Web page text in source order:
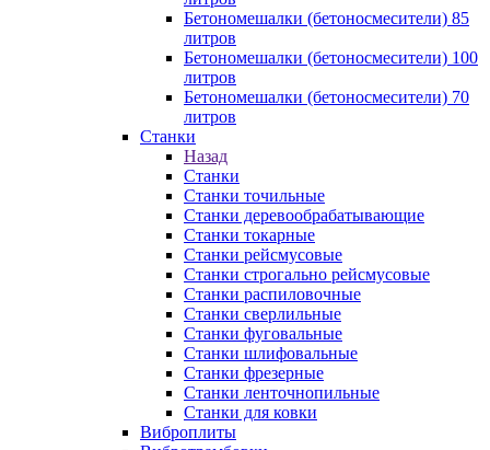
Бетономешалки (бетоносмесители) 85
литров
Бетономешалки (бетоносмесители) 100
литров
Бетономешалки (бетоносмесители) 70
литров
Станки
Назад
Станки
Станки точильные
Станки деревообрабатывающие
Станки токарные
Станки рейсмусовые
Станки строгально рейсмусовые
Станки распиловочные
Станки сверлильные
Станки фуговальные
Станки шлифовальные
Станки фрезерные
Станки ленточнопильные
Станки для ковки
Виброплиты